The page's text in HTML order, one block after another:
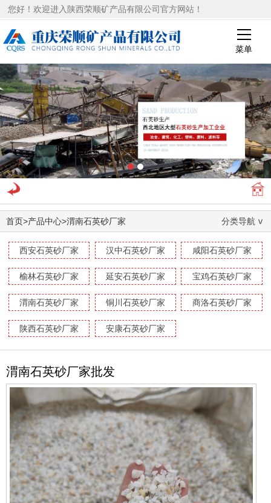
您好！欢迎进入陕西荣顺矿产品有限公司官方网站！
菜单
1 2
首页>产品中心>渭南石英砂厂家 分类导航
西安石英砂厂家 汉中石英砂厂家 咸阳石英砂厂家
榆林石英砂厂家 延安石英砂厂家 宝鸡石英砂厂家
渭南石英砂厂家 铜川石英砂厂家 商洛石英砂厂家
陕西石英砂厂家 安康石英砂厂家
渭南石英砂厂家批发